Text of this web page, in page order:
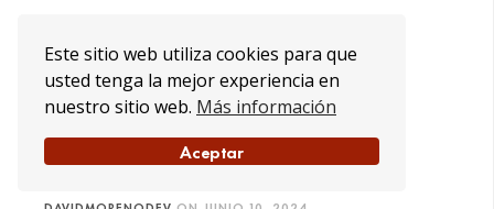
Este sitio web utiliza cookies para que
usted tenga la mejor experiencia en
nuestro sitio web. Más información
Aceptar